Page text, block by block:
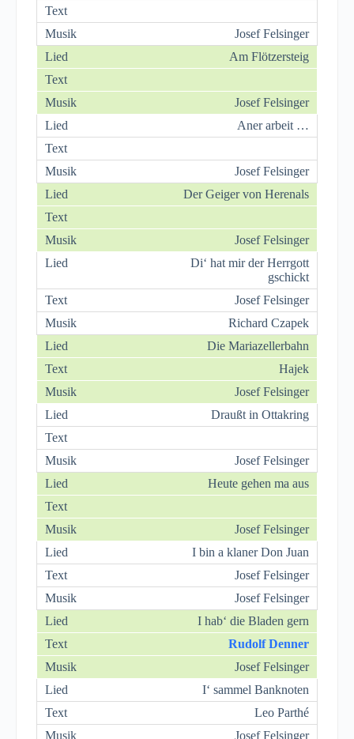
Josef Felsinger
Am Flötzersteig
Josef Felsinger
Aner arbeit …
Josef Felsinger
Der Geiger von Herenals
Josef Felsinger
Di‘ hat mir der Herrgott
gschickt
Josef Felsinger
Richard Czapek
Die Mariazellerbahn
Hajek
Josef Felsinger
Draußt in Ottakring
Josef Felsinger
Heute gehen ma aus
Josef Felsinger
I bin a klaner Don Juan
Josef Felsinger
Josef Felsinger
I hab‘ die Bladen gern
Rudolf Denner
Josef Felsinger
I‘ sammel Banknoten
Leo Parthé
Josef Felsinger